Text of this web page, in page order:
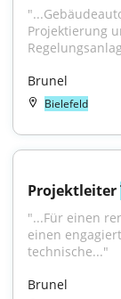
Projektierung
Brunel
Bielefeld
Projektleiter
"...Für einen
einen
technische..."
Brunel